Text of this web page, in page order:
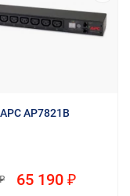
AP7821B
65 190 ₽